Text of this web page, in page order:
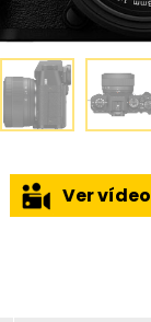
Ver vídeo